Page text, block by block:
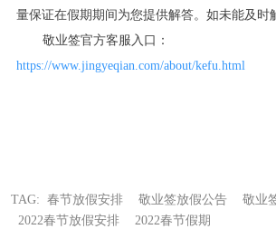
量保证在假期期间为您提供解答。如未能及时
敬业签官方客服入口：
https://www.jingyeqian.com/about/kefu.html
TAG: 春节放假安排 敬业签放假公告
敬业
2022春节放假安排
2022春节假期